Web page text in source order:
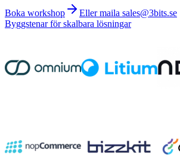
Boka workshop
Eller maila sales@3bits.se
Byggstenar för skalbara lösningar